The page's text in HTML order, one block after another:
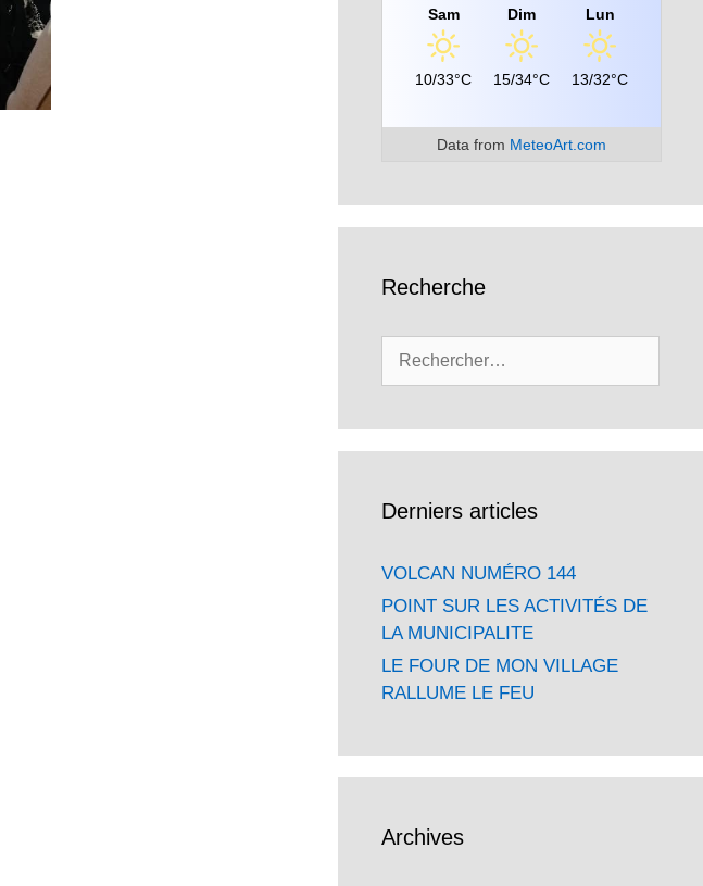
Sam
10/33°C
Dim
15/34°C
Lun
13/32°C
Data from MeteoArt.com
Recherche
Derniers articles
VOLCAN NUMÉRO 144
POINT SUR LES ACTIVITÉS DE
LA MUNICIPALITE
LE FOUR DE MON VILLAGE
RALLUME LE FEU
Archives